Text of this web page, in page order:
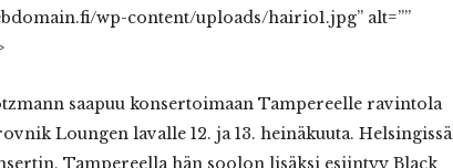
wp-content/uploads/hairio1.jpg” alt=””
saapuu konsertoimaan Tampereelle ravintola
Loungen lavalle 12. ja 13. heinäkuuta. Helsingissä
Tampereella hän soolon lisäksi esiintyy Black